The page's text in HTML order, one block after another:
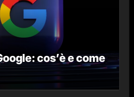
cos’è e come